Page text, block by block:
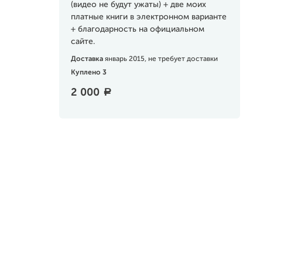
(видео не будут ужаты) + две моих
платные книги в электронном варианте
+ благодарность на официальном
сайте.
Доставка январь 2015, не требует доставки
Куплено 3
2 000 a